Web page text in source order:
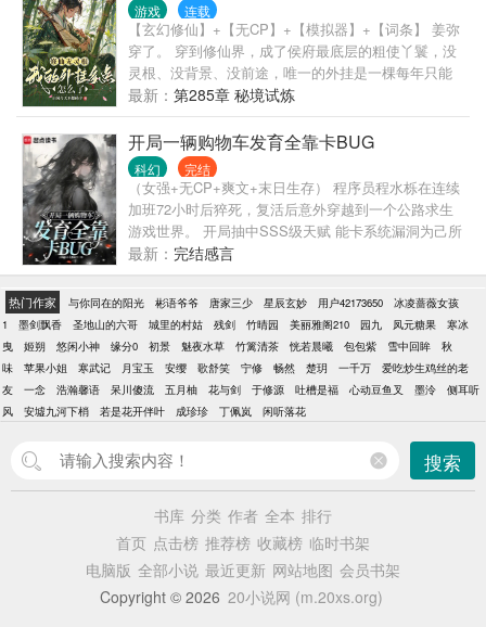
游戏 连载
【玄幻修仙】+【无CP】+【模拟器】+【词条】 姜弥
穿了。 穿到修仙界，成了侯府最底层的粗使丫鬟，没
灵根、没背景、没前途，唯一的外挂是一棵每年只能
砍一次的破树。 砍了十五年，出了十五个白色垃圾词
条。 直到第十五年—— 金光一闪，【模拟器】到手。
从此，姜弥的人生开启了全新模式：在模拟中试错，
在现实中逆袭。今天被栽赃，明天反杀回去。今天没
灵根，明天抽一个。 当别的丫鬟还在挨嬷嬷的巴掌
时，姜弥已经在模拟器里偷学功法、挖宝捡漏、修炼
成仙！ 十五年非酋，终于等来了她的金色传说！
最新： 第285章 秘境试炼
开局一辆购物车发育全靠卡BUG
科幻 完结
（女强+无CP+爽文+末日生存） 程序员程水栎在连续
加班72小时后猝死，复活后意外穿越到一个公路求生
游戏世界。 开局抽中SSS级天赋 能卡系统漏洞为己所
用。 物资箱开出怪物？反手拿下全服首杀！ 物资箱开
启后没有消失？直接无限刷物资！ 别人啃压缩饼干，
她炫自热火锅。 别人瑟瑟发抖躲怪物，她拎着金属管
追着怪物暴打。 当其他玩家还在求生边缘挣扎时，程
水栎已开着“全场五折”魔性广告的购物车，在公路上狂
飙！ “说实话，这破游戏比修代码好玩多了，谁爱回去
加班谁去！”
最新： 完结感言
热门作家 与你同在的阳光 彬语爷爷 唐家三少 星辰玄妙 用户42173650
冰凌蔷薇女孩
1
墨剑飘香 圣地山的六哥 城里的村姑 残剑 竹晴园 美丽雅阁210 园九 凤元糖果
寒冰
曳
姬朔 悠闲小神 缘分0 初景 魅夜水草 竹篱清茶 恍若晨曦 包包紫 雪中回眸
秋
味
苹果小姐 寒武记 月宝玉 安缨 歌舒笑 宁修 畅然 楚玥 一千万
爱吃炒生鸡丝的老
友
一念 浩瀚馨语 呆川傻流 五月柚 花与剑 于修源 吐槽是福 心动豆鱼叉 墨泠
侧耳听
风
安墟九河下梢 若是花开伴叶 成珍珍 丁佩岚 闲听落花
搜索
书库 分类 作者 全本 排行
首页 点击榜 推荐榜 收藏榜 临时书架
电脑版 全部小说 最近更新 网站地图 会员书架
Copyright © 2026 20小说网 (m.20xs.org)